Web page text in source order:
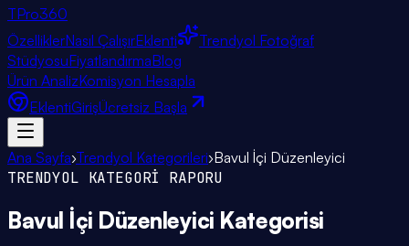
TPro360
ÖzelliklerNasıl ÇalışırEklenti
Trendyol Fotoğraf
StüdyosuFiyatlandırmaBlog
Ürün AnalizKomisyon Hesapla
EklentiGirişÜcretsiz Başla
Ana Sayfa›Trendyol Kategorileri›Bavul İçi Düzenleyici
TRENDYOL KATEGORİ RAPORU
Bavul İçi Düzenleyici Kategorisi